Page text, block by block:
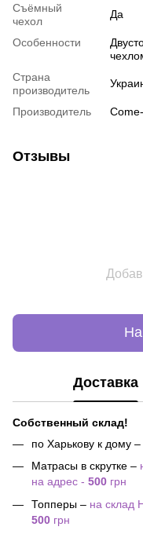
Съёмный
чехол
Да
Особенности
Страна
производитель
Производитель
Отзывы
Доставка
Собственный склад!
по Харькову к дому –
Матрасы в скрутке –
на адрес - 500 грн
Топперы – на склад
500 грн